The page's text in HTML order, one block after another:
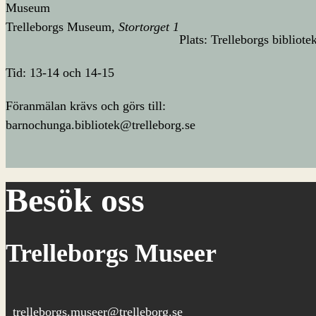
Museum
Trelleborgs Museum Stortorget 1
Plats: Trelleborgs
Tid: 13-14 och 14-15
Föranmälan krävs och görs till:
barnochunga.bibliotek@trelleborg.se
Besök oss
Trelleborgs Museer
trelleborgs.museer@trelleborg.se